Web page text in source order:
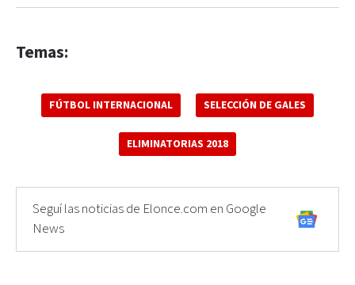
Temas:
FÚTBOL INTERNACIONAL SELECCIÓN DE GALES
ELIMINATORIAS 2018
Seguí las noticias de Elonce.com en Google
News